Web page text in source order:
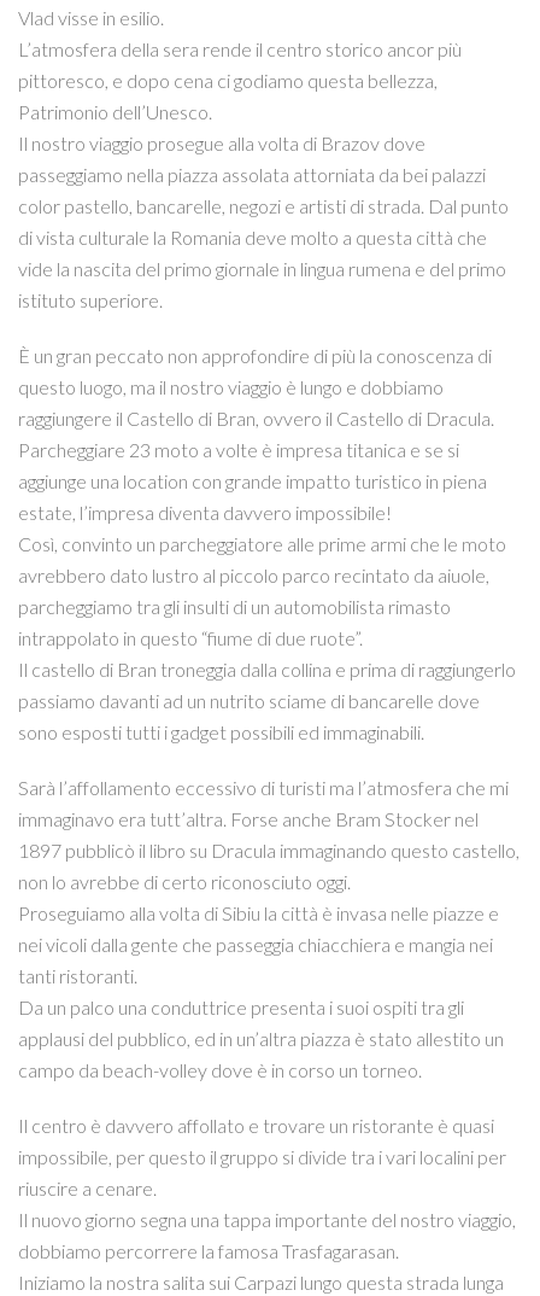
Vlad visse in esilio.
L’atmosfera della sera rende il centro storico ancor più
pittoresco, e dopo cena ci godiamo questa bellezza,
Patrimonio dell’Unesco.
Il nostro viaggio prosegue alla volta di Brazov dove
passeggiamo nella piazza assolata attorniata da bei palazzi
color pastello, bancarelle, negozi e artisti di strada. Dal punto
di vista culturale la Romania deve molto a questa città che
vide la nascita del primo giornale in lingua rumena e del primo
istituto superiore.
È un gran peccato non approfondire di più la conoscenza di
questo luogo, ma il nostro viaggio è lungo e dobbiamo
raggiungere il Castello di Bran, ovvero il Castello di Dracula.
Parcheggiare 23 moto a volte è impresa titanica e se si
aggiunge una location con grande impatto turistico in piena
estate, l’impresa diventa davvero impossibile!
Così, convinto un parcheggiatore alle prime armi che le moto
avrebbero dato lustro al piccolo parco recintato da aiuole,
parcheggiamo tra gli insulti di un automobilista rimasto
intrappolato in questo “fiume di due ruote”.
Il castello di Bran troneggia dalla collina e prima di raggiungerlo
passiamo davanti ad un nutrito sciame di bancarelle dove
sono esposti tutti i gadget possibili ed immaginabili.
Sarà l’affollamento eccessivo di turisti ma l’atmosfera che mi
immaginavo era tutt’altra. Forse anche Bram Stocker nel
1897 pubblicò il libro su Dracula immaginando questo castello,
non lo avrebbe di certo riconosciuto oggi.
Proseguiamo alla volta di Sibiu la città è invasa nelle piazze e
nei vicoli dalla gente che passeggia chiacchiera e mangia nei
tanti ristoranti.
Da un palco una conduttrice presenta i suoi ospiti tra gli
applausi del pubblico, ed in un’altra piazza è stato allestito un
campo da beach-volley dove è in corso un torneo.
Il centro è davvero affollato e trovare un ristorante è quasi
impossibile, per questo il gruppo si divide tra i vari localini per
riuscire a cenare.
Il nuovo giorno segna una tappa importante del nostro viaggio,
dobbiamo percorrere la famosa Trasfagarasan.
Iniziamo la nostra salita sui Carpazi lungo questa strada lunga